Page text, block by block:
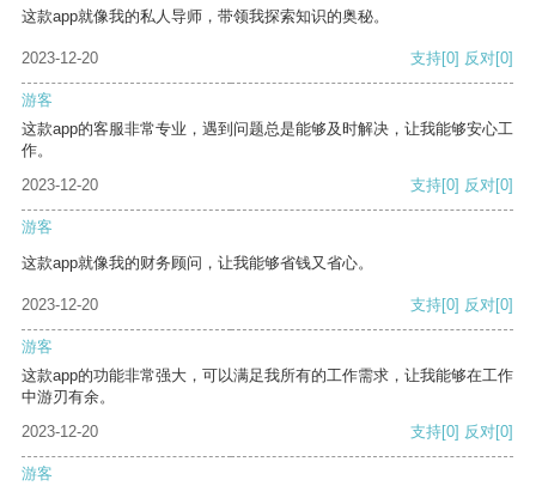
这款app就像我的私人导师，带领我探索知识的奥秘。
2023-12-20 支持[0] 反对[0]
游客
这款app的客服非常专业，遇到问题总是能够及时解决，让我能够安心工
作。
2023-12-20
支持[0] 反对[0]
游客
这款app就像我的财务顾问，让我能够省钱又省心。
2023-12-20 支持[0] 反对[0]
游客
这款app的功能非常强大，可以满足我所有的工作需求，让我能够在工作
中游刃有余。
2023-12-20
支持[0] 反对[0]
游客